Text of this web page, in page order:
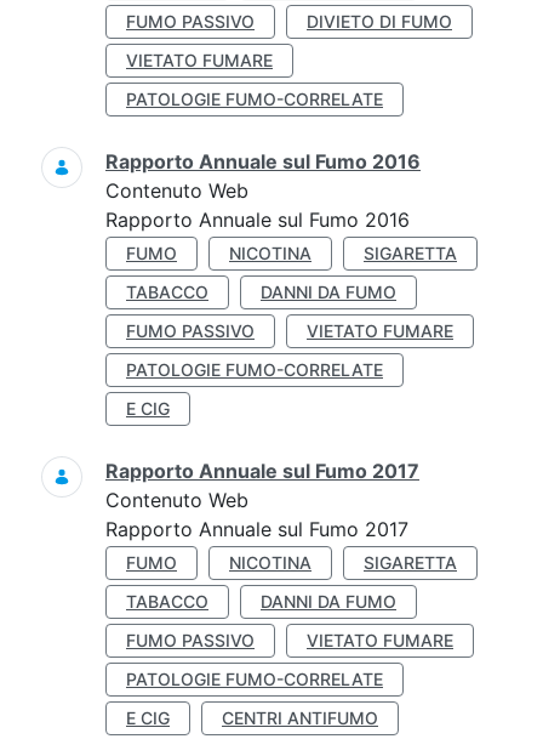
FUMO PASSIVO
DIVIETO DI FUMO
VIETATO FUMARE
PATOLOGIE FUMO-CORRELATE
Rapporto Annuale sul Fumo 2016
Contenuto Web
Rapporto Annuale sul Fumo 2016
FUMO NICOTINA
SIGARETTA
TABACCO
DANNI DA FUMO
FUMO PASSIVO
VIETATO FUMARE
PATOLOGIE FUMO-CORRELATE
E CIG
Rapporto Annuale sul Fumo 2017
Contenuto Web
Rapporto Annuale sul Fumo 2017
FUMO NICOTINA
SIGARETTA
TABACCO
DANNI DA FUMO
FUMO PASSIVO
VIETATO FUMARE
PATOLOGIE FUMO-CORRELATE
E CIG
CENTRI ANTIFUMO